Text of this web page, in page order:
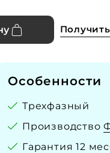
Особенности
Трехфазный
Производство
Гарантия 12